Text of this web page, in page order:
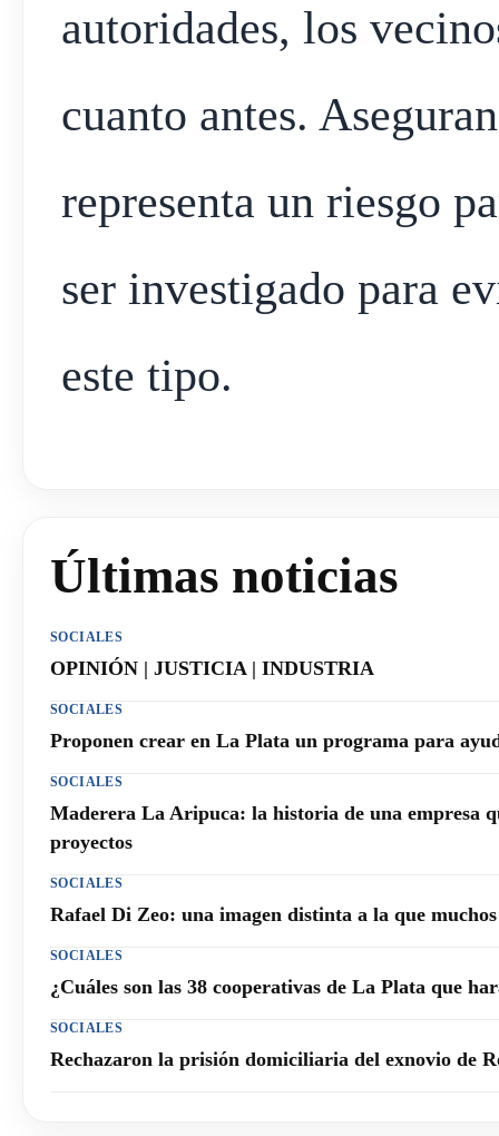
autoridades, los
cuanto antes.
representa un riesgo
ser investigado para
este tipo.
Últimas noticias
SOCIALES
OPINIÓN | JUSTICIA | INDUSTRIA
SOCIALES
Proponen crear en La Plata un programa para
SOCIALES
Maderera La Aripuca: la historia de una empresa
proyectos
SOCIALES
Rafael Di Zeo: una imagen distinta a la que
SOCIALES
¿Cuáles son las 38 cooperativas de La Plata que
SOCIALES
Rechazaron la prisión domiciliaria del exnovio de